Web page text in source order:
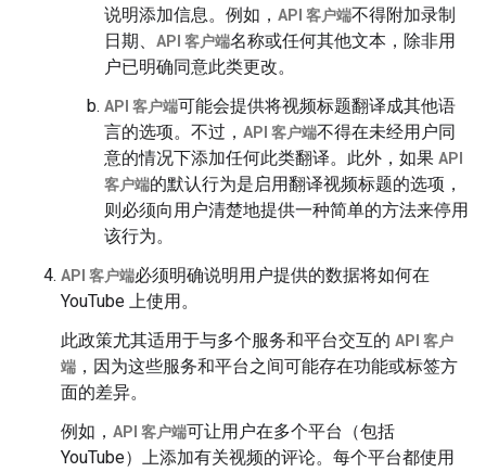
说明添加信息。例如， API 客户端不得附加录制
日期、 API 客户端名称或任何其他文本，除非用
户已明确同意此类更改。
API 客户端可能会提供将视频标题翻译成其他语
言的选项。不过， API 客户端不得在未经用户同
意的情况下添加任何此类翻译。此外，如果 API
客户端的默认行为是启用翻译视频标题的选项，
则必须向用户清楚地提供一种简单的方法来停用
该行为。
API 客户端必须明确说明用户提供的数据将如何在
YouTube 上使用。
此政策尤其适用于与多个服务和平台交互的 API 客户
端 ，因为这些服务和平台之间可能存在功能或标签方
面的差异。
例如， API 客户端可让用户在多个平台（包括
YouTube）上添加有关视频的评论。每个平台都使用